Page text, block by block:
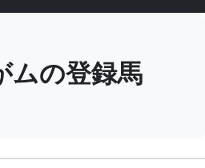
ムの登録馬